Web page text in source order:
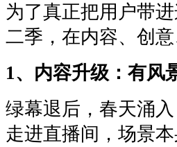
为了真正把用户带
二季，在内容、创
1、内容升级：有风
绿幕退后，春天涌
走进直播间，场景